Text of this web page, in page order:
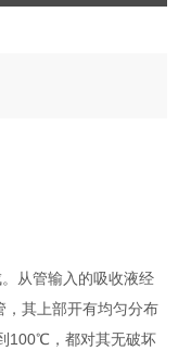
从管输入的吸收液经
，其上部开有均匀分布
100℃，都对其无破坏